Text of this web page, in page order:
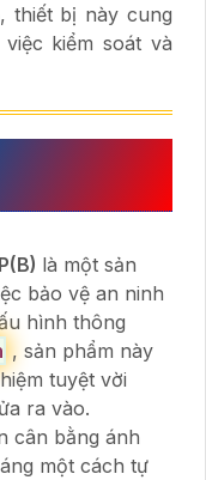
thiết bị này cung
kiểm soát và
là một sản
bảo vệ an ninh
hình thông
, sản phẩm này
tuyệt vời
ra vào.
cân bằng ánh
một cách tự